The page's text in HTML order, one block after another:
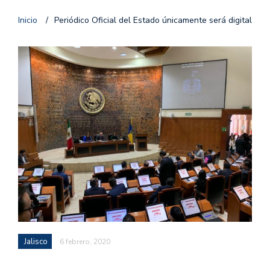
Inicio / Periódico Oficial del Estado únicamente será digital
Jalisco 6 febrero, 2020